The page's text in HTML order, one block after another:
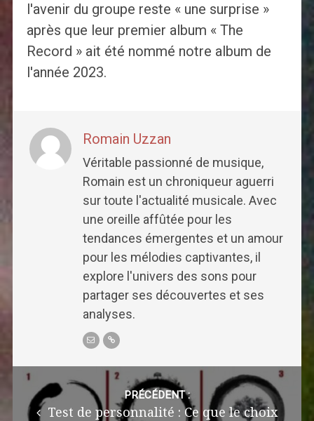
l'avenir du groupe reste « une surprise »
après que leur premier album « The
Record » ait été nommé notre album de
l'année 2023.
Romain Uzzan
Véritable passionné de musique,
Romain est un chroniqueur aguerri
sur toute l'actualité musicale. Avec
une oreille affûtée pour les
tendances émergentes et un amour
pour les mélodies captivantes, il
explore l'univers des sons pour
partager ses découvertes et ses
analyses.
Post
navigation
PRÉCÉDENT :
Test de personnalité : Ce que le choix